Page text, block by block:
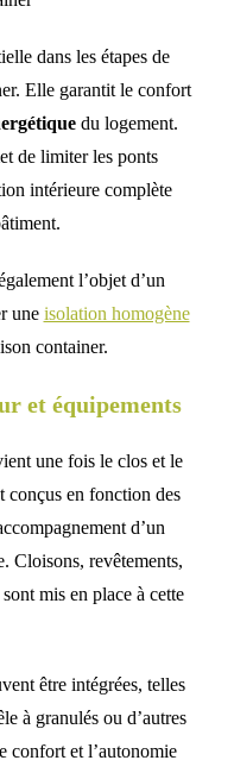
dans les étapes de
Elle garantit le confort
du logement.
de limiter les ponts
intérieure complète
l’objet d’un
une isolation homogène
container.
et équipements
une fois le clos et le
conçus en fonction des
d’un
Cloisons, revêtements,
mis en place à cette
être intégrées, telles
à granulés ou d’autres
confort et l’autonomie